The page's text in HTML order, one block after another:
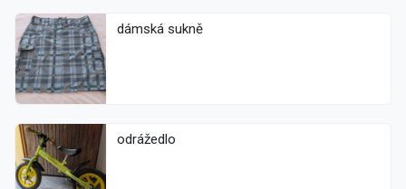
dámská sukně
odrážedlo